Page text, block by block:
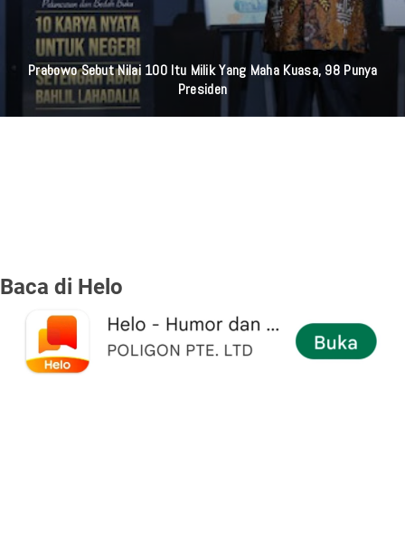
Prabowo Sebut Nilai 100 Itu Milik Yang Maha Kuasa, 98 Punya
Presiden
Baca di Helo